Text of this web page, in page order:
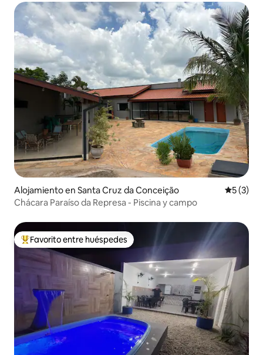
Alojamiento en Santa Cruz da Conceição
5 (3)
Chácara Paraíso da Represa - Piscina y campo
Favorito entre huéspedes preferido
Favorito entre huéspedes